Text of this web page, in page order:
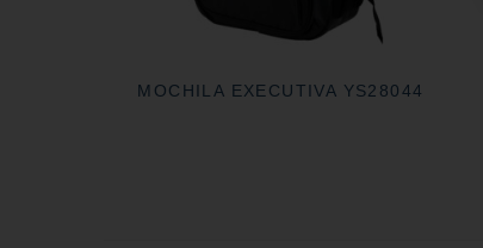
MOCHILA EXECUTIVA YS28044